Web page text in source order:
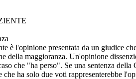
è l'opinione presentata da un giudice
della maggioranza. Un'opinione
che "ha perso". Se una sentenza della
che ha solo due voti rappresenterebbe